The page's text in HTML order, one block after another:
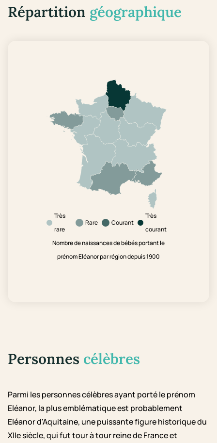
Répartition géographique
Très
rare
Rare Courant
Très
courant
Nombre de naissances de bébés portant le
prénom Eléanor par région depuis 1900
Personnes célèbres
Parmi les personnes célèbres ayant porté le prénom
Eléanor, la plus emblématique est probablement
Eléanor d'Aquitaine, une puissante figure historique du
XIIe siècle, qui fut tour à tour reine de France et